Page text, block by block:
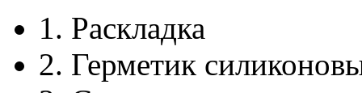
1. Раскладка
2. Герметик